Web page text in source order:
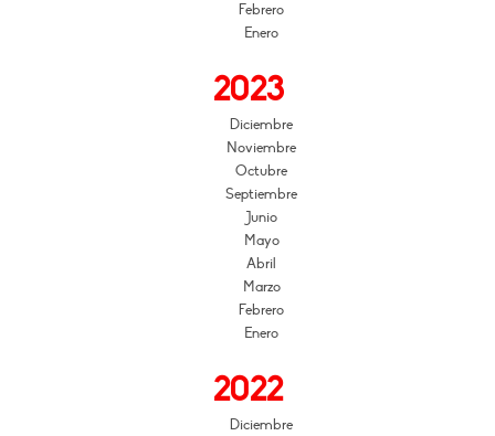
Febrero
Enero
2023
Diciembre
Noviembre
Octubre
Septiembre
Junio
Mayo
Abril
Marzo
Febrero
Enero
2022
Diciembre